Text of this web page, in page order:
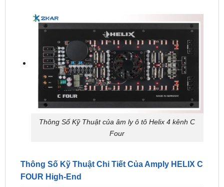
Thông Số Kỹ Thuật của âm ly ô tô Helix 4 kênh C
Four
Thông Số Kỹ Thuật Chi Tiết Của Amply HELIX C
Tiêu chí kỹ thuật Thông số chi tiết